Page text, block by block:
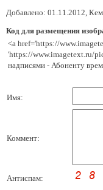
Добавлено: 01.11.2012,
Код для размещения
<a href='https://
'https://www.imagetext.ru/
надписями - Абоненту
Имя:
Коммент:
Антиспам: